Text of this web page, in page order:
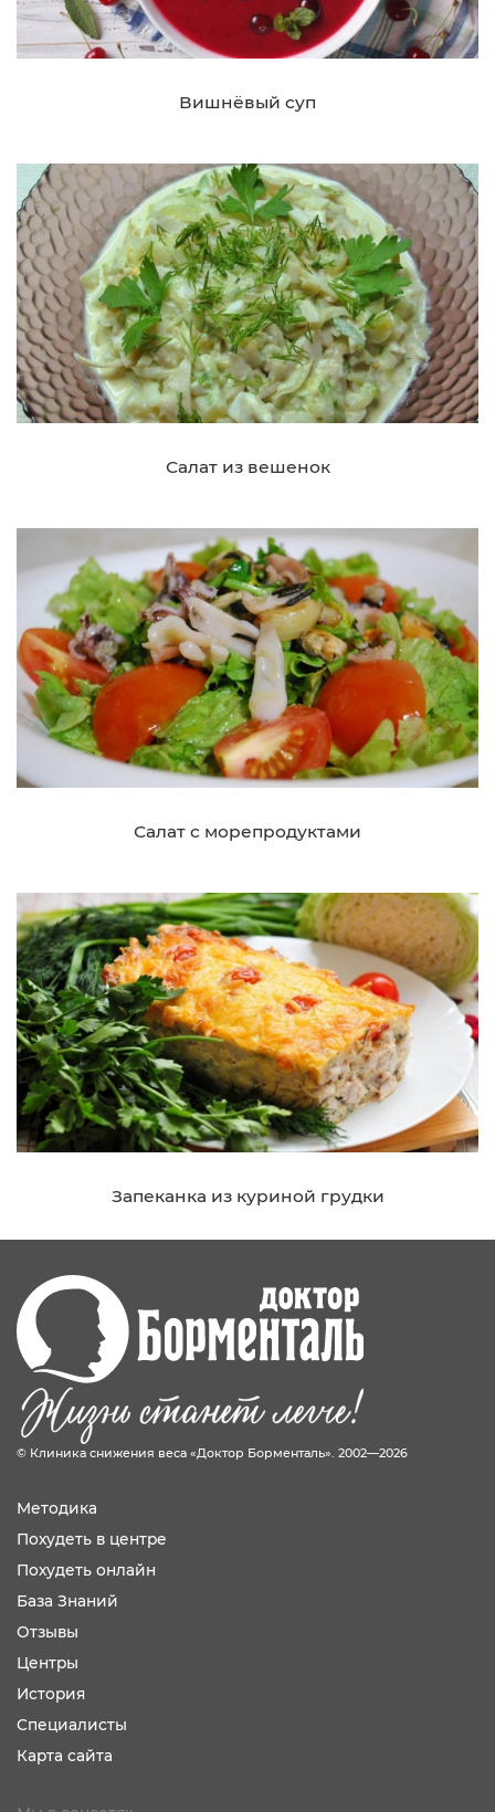
Вишнёвый суп
Салат из вешенок
Салат с морепродуктами
Запеканка из куриной грудки
© Клиника снижения веса «Доктор Борменталь». 2002—2026
Методика
Похудеть в центре
Похудеть онлайн
База Знаний
Отзывы
Центры
История
Специалисты
Карта сайта